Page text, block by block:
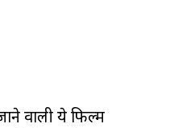
वाली ये फिल्म